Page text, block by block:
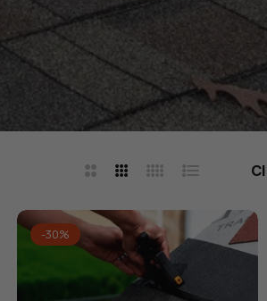
2
3
4
Lista
-30%